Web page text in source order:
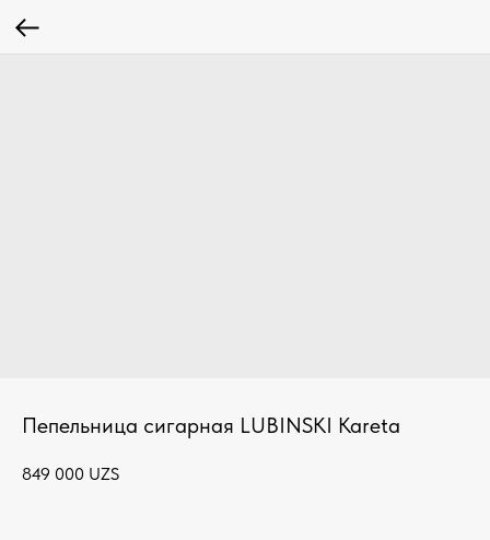
Пепельница сигарная LUBINSKI Kareta
849 000 UZS